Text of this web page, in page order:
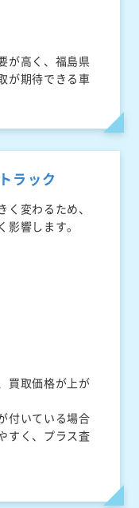
が高く、福島県
が期待できる車
ラック
変わるため、
響します。
買取価格が上が
付いている場合
すく、プラス査